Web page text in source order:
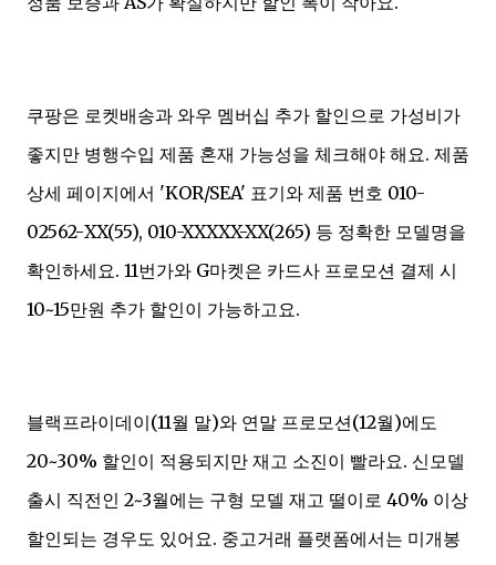
쿠팡은 로켓배송과 와우 멤버십 추가 할인으로 가성비가
좋지만 병행수입 제품 혼재 가능성을 체크해야 해요. 제품
상세 페이지에서 'KOR/SEA' 표기와 제품 번호 010-
02562-XX(55), 010-XXXXX-XX(265) 등 정확한 모델명을
확인하세요. 11번가와 G마켓은 카드사 프로모션 결제 시
10~15만원 추가 할인이 가능하고요.
블랙프라이데이(11월 말)와 연말 프로모션(12월)에도
20~30% 할인이 적용되지만 재고 소진이 빨라요. 신모델
출시 직전인 2~3월에는 구형 모델 재고 떨이로 40% 이상
할인되는 경우도 있어요. 중고거래 플랫폼에서는 미개봉